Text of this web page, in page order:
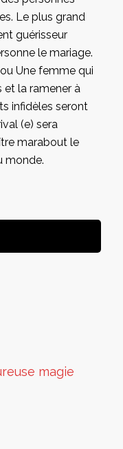
Le plus grand
guérisseur
le mariage.
Une femme qui
et la ramener à
infidèles seront
(e) sera
marabout le
monde.